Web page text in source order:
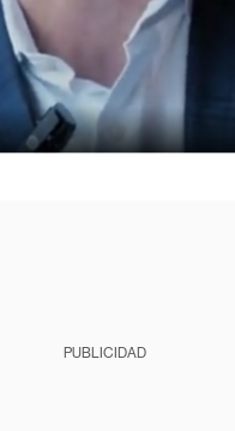
PUBLICIDAD